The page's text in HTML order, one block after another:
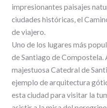
impresionantes paisajes
ciudades históricas, el
de viajero.
Uno de los lugares más
de Santiago de Compostela.
majestuosa Catedral de
ejemplo de arquitectura
esta ciudad para visitar la